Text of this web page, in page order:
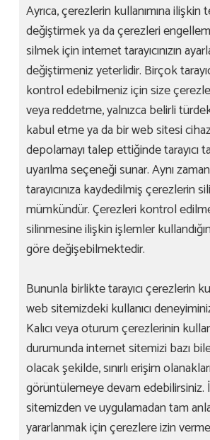
Ayrıca, çerezlerin kullanımına ilişkin
değiştirmek ya da çerezleri
silmek için internet tarayıcınızın
değiştirmeniz yeterlidir. Birçok
kontrol edebilmeniz için size
veya reddetme, yalnızca belirli
kabul etme ya da bir web sitesi
depolamayı talep ettiğinde tarayıcı
uyarılma seçeneği sunar. Aynı
tarayıcınıza kaydedilmiş çerezlerin
mümkündür. Çerezleri kontrol
silinmesine ilişkin işlemler
göre değişebilmektedir.
Bununla birlikte tarayıcı çerezlerin
web sitemizdeki kullanıcı
Kalıcı veya oturum çerezlerinin
durumunda internet sitemizi bazı
olacak şekilde, sınırlı erişim
görüntülemeye devam
sitemizden ve uygulamadan tam
yararlanmak için çerezlere izin